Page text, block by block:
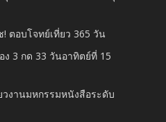
ตอบโจทย์เที่ยว 365 วัน
ง 3 กด 33 วันอาทิตย์ที่ 15
วงานมหกรรมหนังสือระดับ